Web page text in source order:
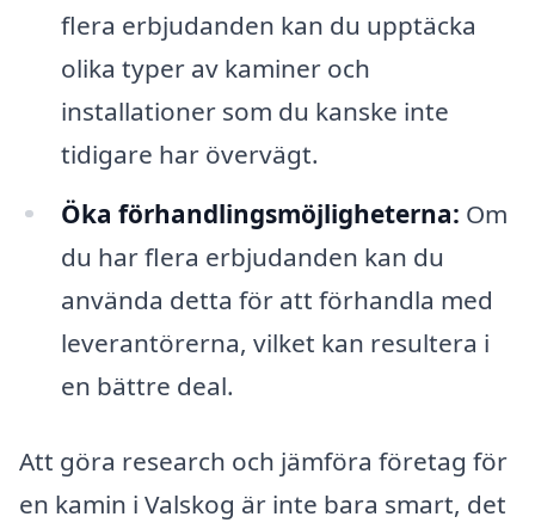
flera erbjudanden kan du upptäcka
olika typer av kaminer och
installationer som du kanske inte
tidigare har övervägt.
Öka förhandlingsmöjligheterna: Om
du har flera erbjudanden kan du
använda detta för att förhandla med
leverantörerna, vilket kan resultera i
en bättre deal.
Att göra research och jämföra företag för
en kamin i Valskog är inte bara smart, det